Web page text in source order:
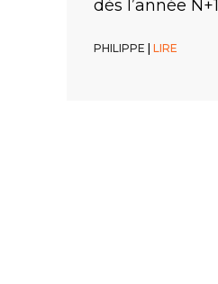
dès l’année N+1
PHILIPPE LIRE